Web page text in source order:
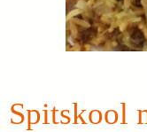
Spitskool